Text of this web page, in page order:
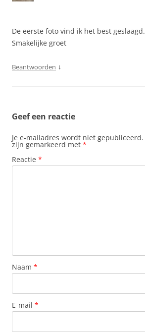
De eerste foto vind ik het best geslaagd.
Smakelijke groet
Beantwoorden ↓
Geef een reactie
Je e-mailadres wordt niet gepubliceerd.
zijn gemarkeerd met *
Reactie *
Naam *
E-mail *